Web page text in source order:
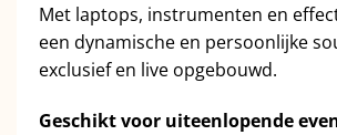
Met laptops, instrumenten en
een dynamische en persoonlijke
exclusief en live opgebouwd.
Geschikt voor uiteenlopende